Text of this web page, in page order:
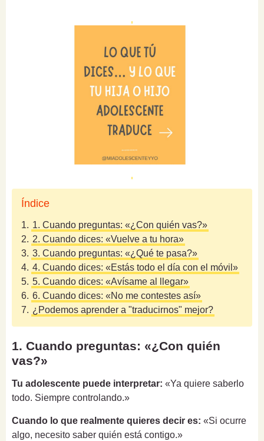
Índice
1. 1. Cuando preguntas: «¿Con quién vas?»
2. 2. Cuando dices: «Vuelve a tu hora»
3. 3. Cuando preguntas: «¿Qué te pasa?»
4. 4. Cuando dices: «Estás todo el día con el móvil»
5. 5. Cuando dices: «Avísame al llegar»
6. 6. Cuando dices: «No me contestes así»
7. ¿Podemos aprender a "traducirnos" mejor?
1. Cuando preguntas: «¿Con quién
vas?»
Tu adolescente puede interpretar: «Ya quiere saberlo
todo. Siempre controlando.»
Cuando lo que realmente quieres decir es: «Si ocurre
algo, necesito saber quién está contigo.»